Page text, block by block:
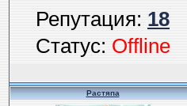
Репутация:18
Статус:Offline
Растяпа